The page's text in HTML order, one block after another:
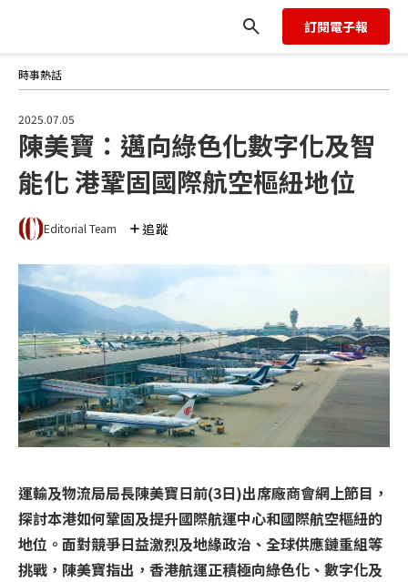
訂閱電子報
時事熱話
2025.07.05
陳美寶：邁向綠色化數字化及智
能化 港鞏固國際航空樞紐地位
Editorial Team 追蹤
運輸及物流局局長陳美寶日前(3日)出席廠商會網上節目，
探討本港如何鞏固及提升國際航運中心和國際航空樞紐的
地位。面對競爭日益激烈及地緣政治、全球供應鏈重組等
挑戰，陳美寶指出，香港航運正積極向綠色化、數字化及